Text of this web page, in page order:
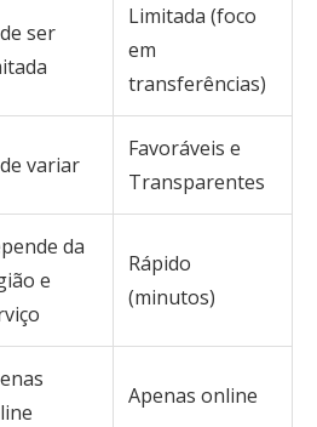
ser
Limitada (foco
em
transferências)
variar
Favoráveis e
Transparentes
da
e
Rápido
(minutos)
Apenas online